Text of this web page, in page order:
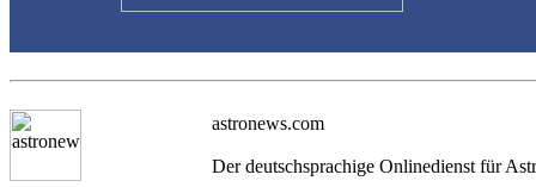
astronews.com
Der deutschsprachige Onlinedienst für